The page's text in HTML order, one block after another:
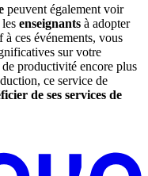
peuvent également voir
les enseignants à adopter
ces événements, vous
sur votre
de productivité encore plus
ce service de
de ses services de